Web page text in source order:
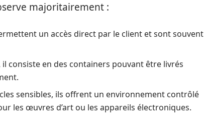
majoritairement :
un accès direct par le client et sont souvent
consiste en des containers pouvant être livrés
sensibles, ils offrent un environnement contrôlé
les œuvres d’art ou les appareils électroniques.